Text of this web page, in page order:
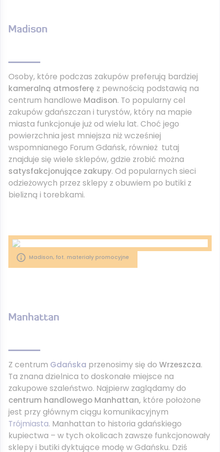
Madison
Osoby, które podczas zakupów preferują bardziej
kameralną atmosferę z pewnością podstawią na
centrum handlowe Madison. To popularny cel
zakupów gdańszczan i turystów, który na mapie
miasta funkcjonuje już od wielu lat. Choć jego
powierzchnia jest mniejsza niż wcześniej
wspomnianego Forum Gdańsk, również tutaj
znajduje się wiele sklepów, gdzie zrobić można
satysfakcjonujące zakupy. Od popularnych sieci
odzieżowych przez sklepy z obuwiem po butiki z
bielizną i torebkami.
Madison, fot. materiały promocyjne
Manhattan
Z centrum Gdańska przenosimy się do Wrzeszcza.
Ta znana dzielnica to doskonałe miejsce na
zakupowe szaleństwo. Najpierw zaglądamy do
centrum handlowego Manhattan, które położone
jest przy głównym ciągu komunikacyjnym
Trójmiasta. Manhattan to historia gdańskiego
kupiectwa – w tych okolicach zawsze funkcjonowały
sklepy i butiki dyktujące modę w Gdańsku. Dziś